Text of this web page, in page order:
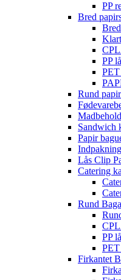
PP
Bred
PP
Rund
Sandwich
Papir
Lås Clip
Catering
Rund
PP
Firkantet